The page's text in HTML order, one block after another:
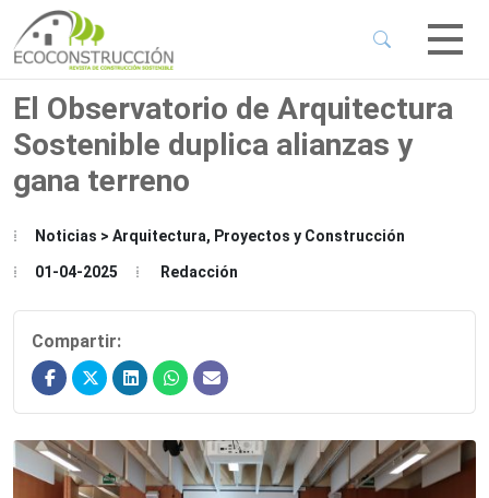
Menu
Menu
El Observatorio de Arquitectura
Sostenible duplica alianzas y
gana terreno
Noticias > Arquitectura, Proyectos y Construcción
01-04-2025 Redacción
Compartir: